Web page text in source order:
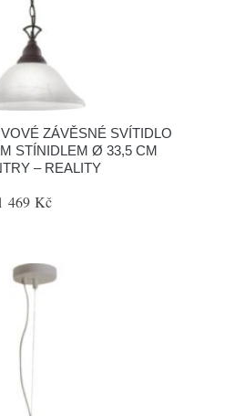
ZÁVĚSNÉ SVÍTIDLO
STÍNIDLEM Ø 33,5 CM
– REALITY
469 Kč